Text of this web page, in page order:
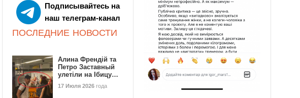
Подписывайтесь на
наш телеграм-канал
ПОСЛЕДНИЕ НОВОСТИ
Алина Френдій та
Петро Заставный
улетіли на Ібицу…
17 Июля 2026 года